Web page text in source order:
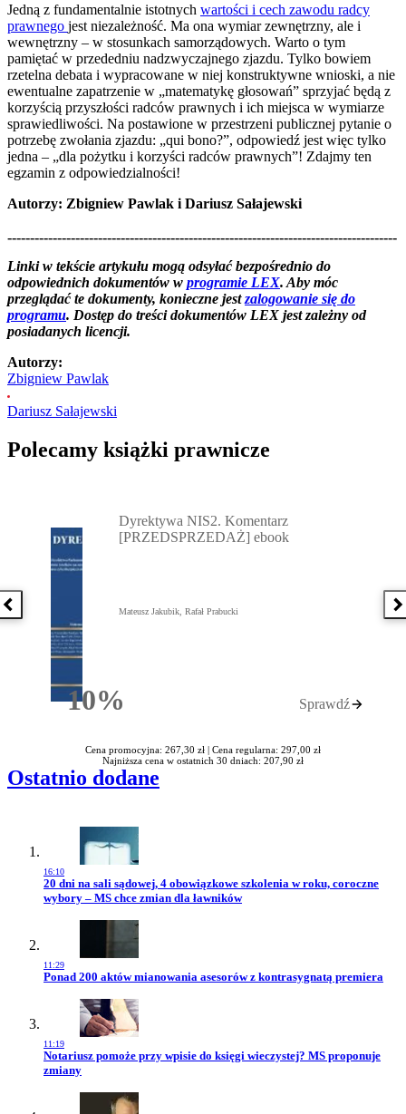
Jedną z fundamentalnie istotnych wartości i cech zawodu radcy
prawnego jest niezależność. Ma ona wymiar zewnętrzny, ale i
wewnętrzny – w stosunkach samorządowych. Warto o tym
pamiętać w przededniu nadzwyczajnego zjazdu. Tylko bowiem
rzetelna debata i wypracowane w niej konstruktywne wnioski, a nie
ewentualne zapatrzenie w „matematykę głosowań” sprzyjać będą z
korzyścią przyszłości radców prawnych i ich miejsca w wymiarze
sprawiedliwości. Na postawione w przestrzeni publicznej pytanie o
potrzebę zwołania zjazdu: „qui bono?”, odpowiedź jest więc tylko
jedna – „dla pożytku i korzyści radców prawnych”! Zdajmy ten
egzamin z odpowiedzialności!
Autorzy: Zbigniew Pawlak i Dariusz Sałajewski
--------------------------------------------------------------------------------------
Linki w tekście artykułu mogą odsyłać bezpośrednio do
odpowiednich dokumentów w programie LEX. Aby móc
przeglądać te dokumenty, konieczne jestzalogowanie się do
programu. Dostęp do treści dokumentów LEX jest zależny od
posiadanych licencji.
Autorzy:
Zbigniew Pawlak
Dariusz Sałajewski
Polecamy książki prawnicze
Poprzednia książka
10%Rabatu
Dyrektywa NIS2. Komentarz
[PRZEDSPRZEDAŻ] ebook
Mateusz Jakubik, Rafał Prabucki
Sprawdź
Cena promocyjna: 267,30 zł | Cena regularna: 297,00 zł
Najniższa cena w ostatnich 30 dniach: 207,90 zł
Ostatnio dodane
16:10
Przejdź do artykułu:
20 dni na sali sądowej, 4 obowiązkowe szkolenia w roku, coroczne
wybory – MS chce zmian dla ławników
11:29
Przejdź do artykułu:
Ponad 200 aktów mianowania asesorów z kontrasygnatą premiera
11:19
Przejdź do artykułu:
Notariusz pomoże przy wpisie do księgi wieczystej? MS proponuje
zmiany